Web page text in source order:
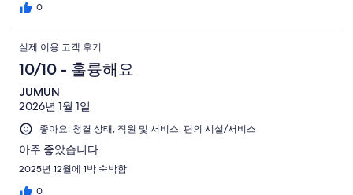
0
실제 이용 고객 후기
10/10 - 훌륭해요
JUMUN
2026년 1월 1일
좋아요: 청결 상태, 직원 및 서비스, 편의 시설/서비스
아주 좋았습니다.
2025년 12월에 1박 숙박함
0